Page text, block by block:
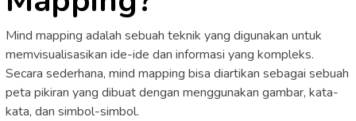
Mind mapping adalah sebuah teknik yang digunakan untuk
memvisualisasikan ide-ide dan informasi yang kompleks.
Secara sederhana, mind mapping bisa diartikan sebagai sebuah
peta pikiran yang dibuat dengan menggunakan gambar, kata-
kata, dan simbol-simbol.